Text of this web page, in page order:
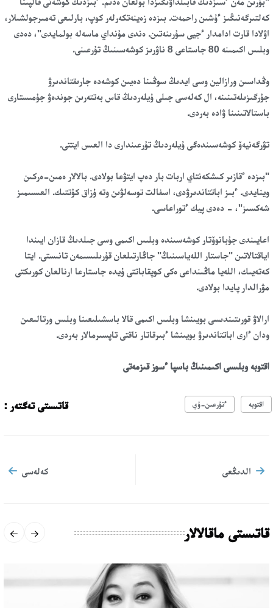
كەلتىرگەنىڭىز ءۇشىن راحمەت. بىزدە زەينەتكەرلەر كوپ، بارلىعى تەمىرجولشىلار،
اۋلادا قارت ادامدار ءجيى سۇرىنەتىن. ەندى مۇنداي ماسەلە بولمايدى"، دەدى
وبلىس اكىمىنە 80 جاستاعى 8 ناۋرىز كوشەسىنىڭ تۇرعىنى.
وڭداسىن ورازالين وسى ايدىڭ سوڭىنا دەيىن كوشەدە جارىقتاندىرۋ
جۇرگىزىلەتىنىنە، ال كەلەسى جىلى ۇيلەردىڭ قاس بەتتەرىن جوندەۋ جۇمىستارى
باستالاتىنىنا ۋادە بەردى.
تۋرگەنيەۆ كوشەسىندەگى ۇيلەردىڭ تۇرعىندارى دا العىس ايتتى.
"بىزدە ءقازىر كىشكەنتاي اربات بار دەپ ايتۋعا بولادى. بالالار ەمىن-ەركىن
وينايدى. ءبىز اباتتاندىرۋدى، اسفالت توسەلۋىن وتە ۇزاق كۇتتىك. العىسىمىز
شەكسىز"، - دەدى پيك ءتوراعاسى.
اعايىندى جۇبانوۆتار كوشەسىندە وبلىس اكىمى وسى جىلدىڭ قازان ايىندا
اياقتالاتىن "جاستار اللەياسىنىڭ" جاڭارتىلعان قۇرىلىسىمەن تانىستى. ايتا
كەتەيىك، اللەيا ماڭىنداعى ەكى كوپقاباتتى ۇيدە جاستارعا ارنالعان كورىكتى
مۋرالدار پايدا بولادى.
ارالاۋ قورىتىندىسى بويىنشا وبلىس اكىمى قالا باسشىلىعىنا وبلىس ورتالىعىن
ودان ءارى اباتتاندىرۋ بويىنشا ءبىرقاتار ناقتى تاپسىرمالار بەردى.
اقتوبە وبلىسى اكىمىنىڭ باسپا ءسوز قىزمەتى
قاتىستى تەگتەر : اقتوبە ءتۇرعىن-ۇي
الدىڭعى كەلەسى
قاتىستى ماقالالار